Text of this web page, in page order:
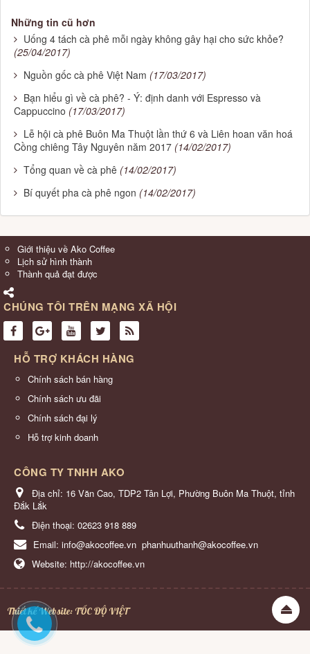
Những tin cũ hơn
Uống 4 tách cà phê mỗi ngày không gây hại cho sức khỏe?
(25/04/2017)
Nguồn gốc cà phê Việt Nam (17/03/2017)
Bạn hiểu gì về cà phê? - Ý: định danh với Espresso và
Cappuccino (17/03/2017)
Lễ hội cà phê Buôn Ma Thuột lần thứ 6 và Liên hoan văn hoá
Cồng chiêng Tây Nguyên năm 2017 (14/02/2017)
Tổng quan về cà phê (14/02/2017)
Bí quyết pha cà phê ngon (14/02/2017)
Giới thiệu về Ako Coffee
Lịch sử hình thành
Thành quả đạt được
CHÚNG TÔI TRÊN MẠNG XÃ HỘI
HỖ TRỢ KHÁCH HÀNG
Chính sách bán hàng
Chính sách ưu đãi
Chính sách đại lý
Hỗ trợ kinh doanh
CÔNG TY TNHH AKO
Địa chỉ: 16 Văn Cao, TDP2 Tân Lợi, Phường Buôn Ma Thuột, tỉnh
Đắk Lắk
Điện thoại: 02623 918 889
Email: info@akocoffee.vn phanhuuthanh@akocoffee.vn
Website: http://akocoffee.vn
Thiết kế Website: TỐC ĐỘ VIỆT